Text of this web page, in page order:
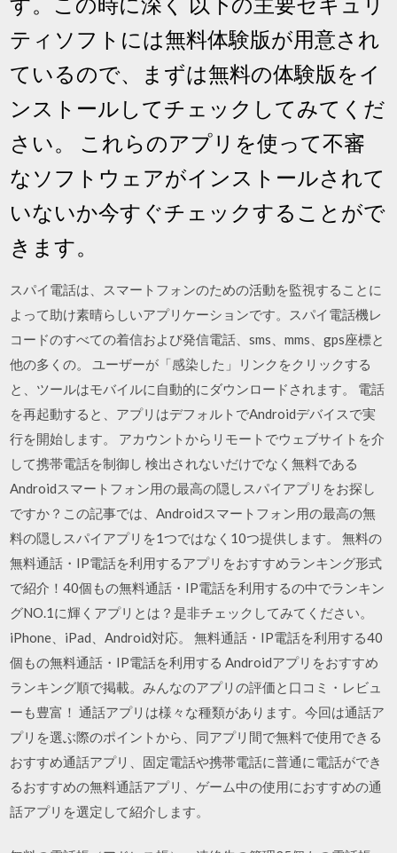
ティソフトには無料体験版が用意され
ているので、まずは無料の体験版をイ
ンストールしてチェックしてみてくだ
さい。 これらのアプリを使って不審
なソフトウェアがインストールされて
いないか今すぐチェックすることがで
きます。
スパイ電話は、スマートフォンのための活動を監視することに
よって助け素晴らしいアプリケーションです。スパイ電話機レ
コードのすべての着信および発信電話、sms、mms、gps座標と
他の多くの。 ユーザーが「感染した」リンクをクリックする
と、ツールはモバイルに自動的にダウンロードされます。 電話
を再起動すると、アプリはデフォルトでAndroidデバイスで実
行を開始します。 アカウントからリモートでウェブサイトを介
して携帯電話を制御し 検出されないだけでなく無料である
Androidスマートフォン用の最高の隠しスパイアプリをお探し
ですか？この記事では、Androidスマートフォン用の最高の無
料の隠しスパイアプリを1つではなく10つ提供します。 無料の
無料通話・IP電話を利用するアプリをおすすめランキング形式
で紹介！40個もの無料通話・IP電話を利用するの中でランキン
グNO.1に輝くアプリとは？是非チェックしてみてください。
iPhone、iPad、Android対応。 無料通話・IP電話を利用する40
個もの無料通話・IP電話を利用する Androidアプリをおすすめ
ランキング順で掲載。みんなのアプリの評価と口コミ・レビュ
ーも豊富！ 通話アプリは様々な種類があります。今回は通話ア
プリを選ぶ際のポイントから、同アプリ間で無料で使用できる
おすすめ通話アプリ、固定電話や携帯電話に普通に電話ができ
るおすすめの無料通話アプリ、ゲーム中の使用におすすめの通
話アプリを選定して紹介します。